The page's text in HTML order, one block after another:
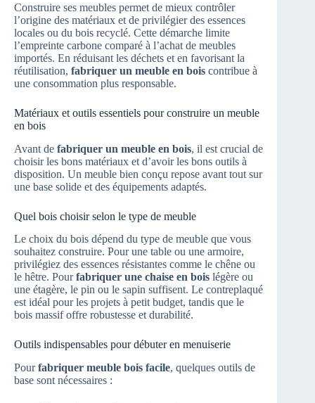
Construire ses meubles permet de mieux contrôler
l’origine des matériaux et de privilégier des essences
locales ou du bois recyclé. Cette démarche limite
l’empreinte carbone comparé à l’achat de meubles
importés. En réduisant les déchets et en favorisant la
réutilisation, fabriquer un meuble en bois contribue à
une consommation plus responsable.
Matériaux et outils essentiels pour construire un meuble
en bois
Avant de fabriquer un meuble en bois, il est crucial de
choisir les bons matériaux et d’avoir les bons outils à
disposition. Un meuble bien conçu repose avant tout sur
une base solide et des équipements adaptés.
Quel bois choisir selon le type de meuble
Le choix du bois dépend du type de meuble que vous
souhaitez construire. Pour une table ou une armoire,
privilégiez des essences résistantes comme le chêne ou
le hêtre. Pourfabriquer une chaise en bois légère ou
une étagère, le pin ou le sapin suffisent. Le contreplaqué
est idéal pour les projets à petit budget, tandis que le
bois massif offre robustesse et durabilité.
Outils indispensables pour débuter en menuiserie
Pourfabriquer meuble bois facile, quelques outils de
base sont nécessaires :